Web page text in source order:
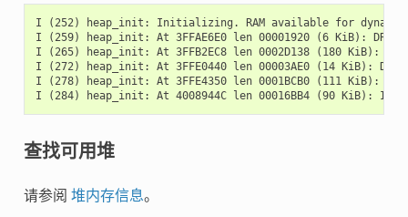
I (252) heap_init: Initializing. RAM available for
I (259) heap_init: At 3FFAE6E0 len 00001920 (6 KiB): DRAM
I (265) heap_init: At 3FFB2EC8 len 0002D138 (180 KiB):
I (272) heap_init: At 3FFE0440 len 00003AE0 (14 KiB): D/
I (278) heap_init: At 3FFE4350 len 0001BCB0 (111 KiB): D/
查找可用堆
请参阅 堆内存信息。